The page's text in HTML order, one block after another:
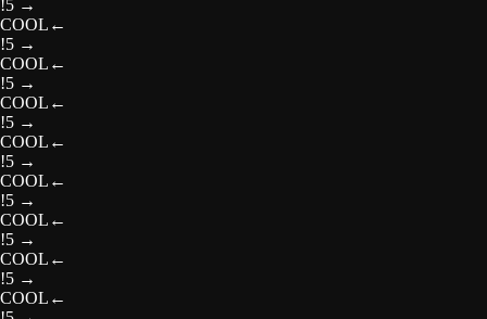
!5 →
COOL ←
!5 →
COOL ←
!5 →
COOL ←
!5 →
COOL ←
!5 →
COOL ←
!5 →
COOL ←
!5 →
COOL ←
!5 →
COOL ←